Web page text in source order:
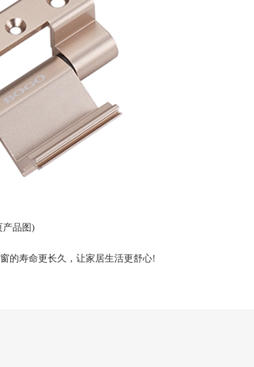
产品图)
的寿命更长久，让家居生活更舒心!